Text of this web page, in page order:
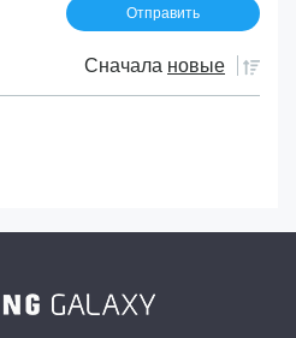
Сначала новые